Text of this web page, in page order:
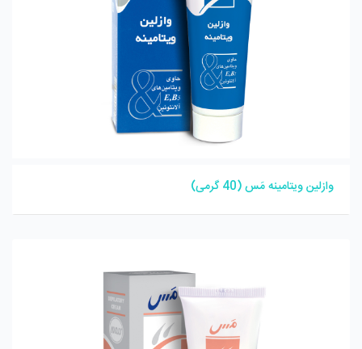
وازلین ویتامینه مَس (40 گرمی)